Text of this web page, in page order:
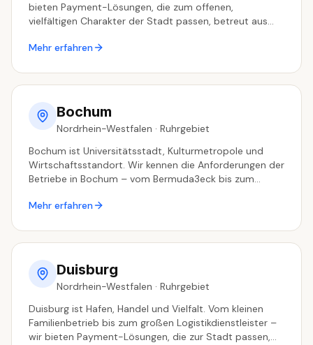
bieten Payment-Lösungen, die zum offenen,
vielfältigen Charakter der Stadt passen, betreut aus
Mehr erfahren
Bochum
Nordrhein-Westfalen · Ruhrgebiet
Bochum ist Universitätsstadt, Kulturmetropole und
Wirtschaftsstandort. Wir kennen die Anforderungen der
Betriebe in Bochum – vom Bermuda3eck bis zum
Essen.
Mehr erfahren
Duisburg
Nordrhein-Westfalen · Ruhrgebiet
Duisburg ist Hafen, Handel und Vielfalt. Vom kleinen
Familienbetrieb bis zum großen Logistikdienstleister –
wir bieten Payment-Lösungen, die zur Stadt passen,